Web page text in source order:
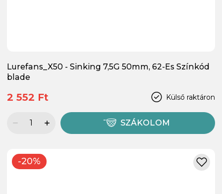
Lurefans_X50 - Sinking 7,5G 50mm, 62-Es Színkód
blade
Külső raktáron
2 552 Ft
SZÁKOLOM
-20%